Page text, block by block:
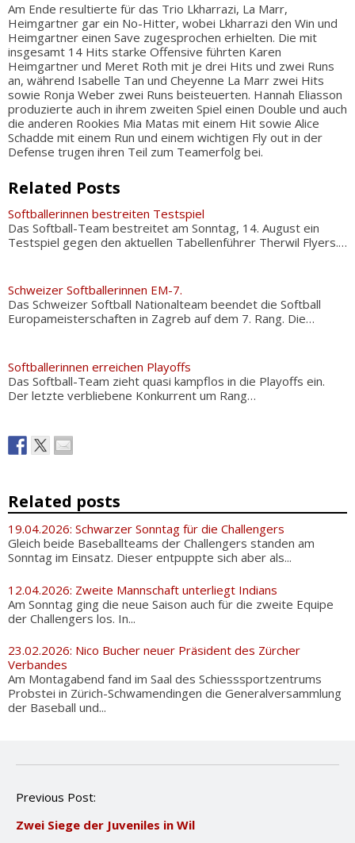
Am Ende resultierte für das Trio Lkharrazi, La Marr,
Heimgartner gar ein No-Hitter, wobei Lkharrazi den Win und
Heimgartner einen Save zugesprochen erhielten. Die mit
insgesamt 14 Hits starke Offensive führten Karen
Heimgartner und Meret Roth mit je drei Hits und zwei Runs
an, während Isabelle Tan und Cheyenne La Marr zwei Hits
sowie Ronja Weber zwei Runs beisteuerten. Hannah Eliasson
produzierte auch in ihrem zweiten Spiel einen Double und auch
die anderen Rookies Mia Matas mit einem Hit sowie Alice
Schadde mit einem Run und einem wichtigen Fly out in der
Defense trugen ihren Teil zum Teamerfolg bei.
Related Posts
Softballerinnen bestreiten Testspiel
Das Softball-Team bestreitet am Sonntag, 14. August ein
Testspiel gegen den aktuellen Tabellenführer Therwil Flyers.…
Schweizer Softballerinnen EM-7.
Das Schweizer Softball Nationalteam beendet die Softball
Europameisterschaften in Zagreb auf dem 7. Rang. Die…
Softballerinnen erreichen Playoffs
Das Softball-Team zieht quasi kampflos in die Playoffs ein.
Der letzte verbliebene Konkurrent um Rang…
Related posts
19.04.2026: Schwarzer Sonntag für die Challengers
Gleich beide Baseballteams der Challengers standen am
Sonntag im Einsatz. Dieser entpuppte sich aber als...
12.04.2026: Zweite Mannschaft unterliegt Indians
Am Sonntag ging die neue Saison auch für die zweite Equipe
der Challengers los. In...
23.02.2026: Nico Bucher neuer Präsident des Zürcher
Verbandes
Am Montagabend fand im Saal des Schiesssportzentrums
Probstei in Zürich-Schwamendingen die Generalversammlung
der Baseball und...
P
s
Previous Post:
Zwei Siege der Juveniles in Wil